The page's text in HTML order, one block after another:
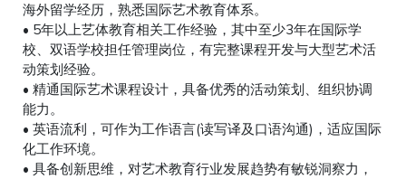
海外留学经历，熟悉国际艺术教育体系。
• 5年以上艺体教育相关工作经验，其中至少3年在国际学
校、双语学校担任管理岗位，有完整课程开发与大型艺术活
动策划经验。
• 精通国际艺术课程设计，具备优秀的活动策划、组织协调
能力。
• 英语流利，可作为工作语言(读写译及口语沟通)，适应国际
化工作环境。
• 具备创新思维，对艺术教育行业发展趋势有敏锐洞察力，